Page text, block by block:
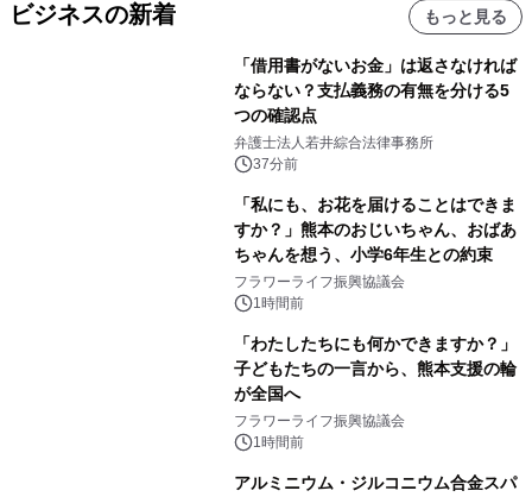
ビジネスの新着 もっと見る
「借用書がないお金」は返さなければ
ならない？支払義務の有無を分ける5
つの確認点
弁護士法人若井綜合法律事務所
37分前
「私にも、お花を届けることはできま
すか？」熊本のおじいちゃん、おばあ
ちゃんを想う、小学6年生との約束
フラワーライフ振興協議会
1時間前
「わたしたちにも何かできますか？」
子どもたちの一言から、熊本支援の輪
が全国へ
フラワーライフ振興協議会
1時間前
アルミニウム・ジルコニウム合金スパ